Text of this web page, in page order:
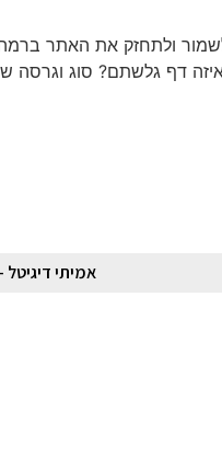
ולתחזק את האתר
דף גלשתם? סוג וגרסה
אמיתי דיגיטל